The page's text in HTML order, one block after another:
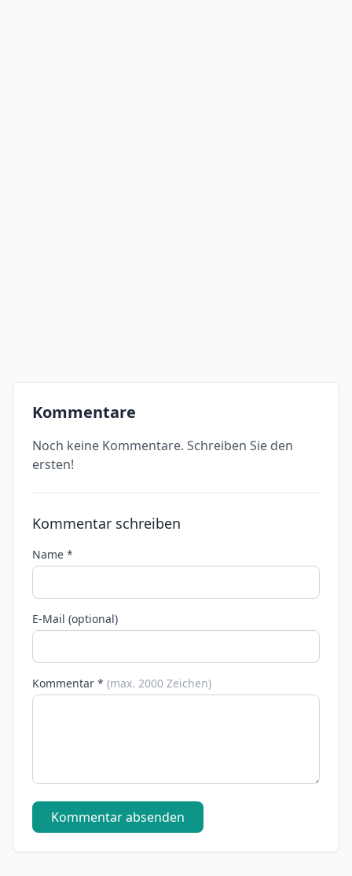
Kommentare
Noch keine Kommentare. Schreiben Sie den
ersten!
Kommentar schreiben
Name *
E-Mail (optional)
Kommentar * (max. 2000 Zeichen)
Kommentar absenden